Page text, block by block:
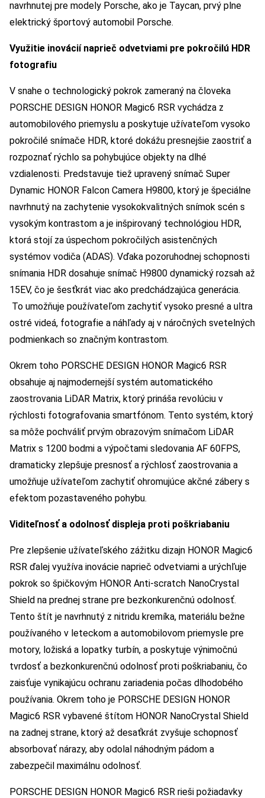
navrhnutej pre modely Porsche, ako je Taycan, prvý plne
elektrický športový automobil Porsche.
Využitie inovácií naprieč odvetviami pre pokročilú HDR
fotografiu
V snahe o technologický pokrok zameraný na človeka
PORSCHE DESIGN HONOR Magic6 RSR vychádza z
automobilového priemyslu a poskytuje užívateľom vysoko
pokročilé snímače HDR, ktoré dokážu presnejšie zaostriť a
rozpoznať rýchlo sa pohybujúce objekty na dlhé
vzdialenosti. Predstavuje tiež upravený snímač Super
Dynamic HONOR Falcon Camera H9800, ktorý je špeciálne
navrhnutý na zachytenie vysokokvalitných snímok scén s
vysokým kontrastom a je inšpirovaný technológiou HDR,
ktorá stojí za úspechom pokročilých asistenčných
systémov vodiča (ADAS). Vďaka pozoruhodnej schopnosti
snímania HDR dosahuje snímač H9800 dynamický rozsah až
15EV, čo je šesťkrát viac ako predchádzajúca generácia.
To umožňuje používateľom zachytiť vysoko presné a ultra
ostré videá, fotografie a náhľady aj v náročných svetelných
podmienkach so značným kontrastom.
Okrem toho PORSCHE DESIGN HONOR Magic6 RSR
obsahuje aj najmodernejší systém automatického
zaostrovania LiDAR Matrix, ktorý prináša revolúciu v
rýchlosti fotografovania smartfónom. Tento systém, ktorý
sa môže pochváliť prvým obrazovým snímačom LiDAR
Matrix s 1200 bodmi a výpočtami sledovania AF 60FPS,
dramaticky zlepšuje presnosť a rýchlosť zaostrovania a
umožňuje užívateľom zachytiť ohromujúce akčné zábery s
efektom pozastaveného pohybu.
Viditeľnosť a odolnosť displeja proti poškriabaniu
Pre zlepšenie užívateľského zážitku dizajn HONOR Magic6
RSR ďalej využíva inovácie naprieč odvetviami a urýchľuje
pokrok so špičkovým HONOR Anti-scratch NanoCrystal
Shield na prednej strane pre bezkonkurenčnú odolnosť.
Tento štít je navrhnutý z nitridu kremíka, materiálu bežne
používaného v leteckom a automobilovom priemysle pre
motory, ložiská a lopatky turbín, a poskytuje výnimočnú
tvrdosť a bezkonkurenčnú odolnosť proti poškriabaniu, čo
zaisťuje vynikajúcu ochranu zariadenia počas dlhodobého
používania. Okrem toho je PORSCHE DESIGN HONOR
Magic6 RSR vybavené štítom HONOR NanoCrystal Shield
na zadnej strane, ktorý až desaťkrát zvyšuje schopnosť
absorbovať nárazy, aby odolal náhodným pádom a
zabezpečil maximálnu odolnosť.
PORSCHE DESIGN HONOR Magic6 RSR rieši požiadavky